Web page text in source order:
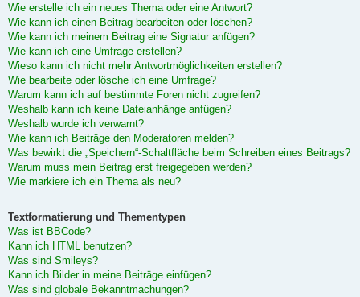
Wie erstelle ich ein neues Thema oder eine Antwort?
Wie kann ich einen Beitrag bearbeiten oder löschen?
Wie kann ich meinem Beitrag eine Signatur anfügen?
Wie kann ich eine Umfrage erstellen?
Wieso kann ich nicht mehr Antwortmöglichkeiten erstellen?
Wie bearbeite oder lösche ich eine Umfrage?
Warum kann ich auf bestimmte Foren nicht zugreifen?
Weshalb kann ich keine Dateianhänge anfügen?
Weshalb wurde ich verwarnt?
Wie kann ich Beiträge den Moderatoren melden?
Was bewirkt die „Speichern“-Schaltfläche beim Schreiben eines Beitrags?
Warum muss mein Beitrag erst freigegeben werden?
Wie markiere ich ein Thema als neu?
Textformatierung und Thementypen
Was ist BBCode?
Kann ich HTML benutzen?
Was sind Smileys?
Kann ich Bilder in meine Beiträge einfügen?
Was sind globale Bekanntmachungen?